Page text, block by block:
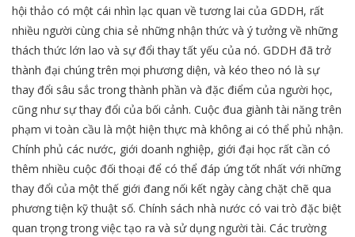
hội thảo có một cái nhìn lạc quan về tương lai của GDDH, rất
nhiều người cùng chia sẻ những nhận thức và ý tưởng về những
thách thức lớn lao và sự đổi thay tất yếu của nó. GDDH đã trở
thành đại chúng trên mọi phương diện, và kéo theo nó là sự
thay đổi sâu sắc trong thành phần và đặc điểm của người học,
cũng như sự thay đổi của bối cảnh. Cuộc đua giành tài năng trên
phạm vi toàn cầu là một hiện thực mà không ai có thể phủ nhận.
Chính phủ các nước, giới doanh nghiệp, giới đại học rất cần có
thêm nhiều cuộc đối thoại để có thể đáp ứng tốt nhất với những
thay đổi của một thế giới đang nối kết ngày càng chặt chẽ qua
phương tiện kỹ thuật số. Chính sách nhà nước có vai trò đặc biệt
quan trọng trong việc tạo ra và sử dụng người tài. Các trường